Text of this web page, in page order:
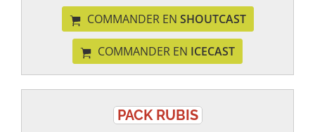
COMMANDER EN SHOUTCAST
COMMANDER EN ICECAST
PACK RUBIS